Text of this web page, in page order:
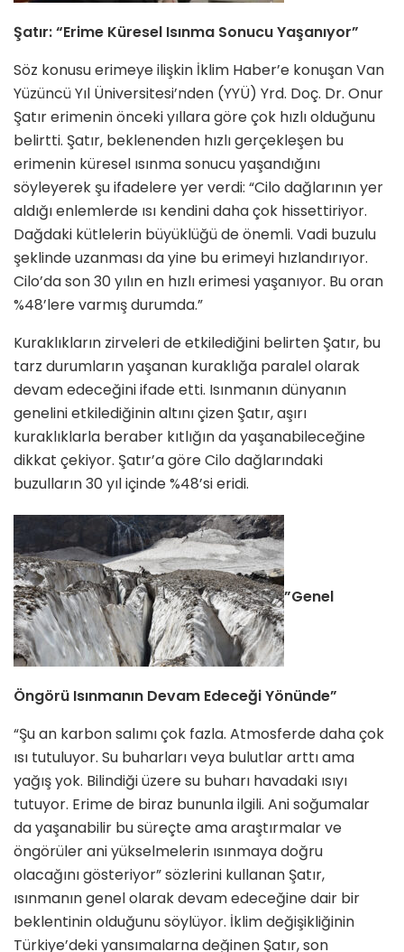
Şatır: “Erime Küresel Isınma Sonucu Yaşanıyor”
Söz konusu erimeye ilişkin İklim Haber’e konuşan Van
Yüzüncü Yıl Üniversitesi’nden (YYÜ) Yrd. Doç. Dr. Onur
Şatır erimenin önceki yıllara göre çok hızlı olduğunu
belirtti. Şatır, beklenenden hızlı gerçekleşen bu
erimenin küresel ısınma sonucu yaşandığını
söyleyerek şu ifadelere yer verdi: “Cilo dağlarının yer
aldığı enlemlerde ısı kendini daha çok hissettiriyor.
Dağdaki kütlelerin büyüklüğü de önemli. Vadi buzulu
şeklinde uzanması da yine bu erimeyi hızlandırıyor.
Cilo’da son 30 yılın en hızlı erimesi yaşanıyor. Bu oran
%48’lere varmış durumda.”
Kuraklıkların zirveleri de etkilediğini belirten Şatır, bu
tarz durumların yaşanan kuraklığa paralel olarak
devam edeceğini ifade etti. Isınmanın dünyanın
genelini etkilediğinin altını çizen Şatır, aşırı
kuraklıklarla beraber kıtlığın da yaşanabileceğine
dikkat çekiyor. Şatır’a göre Cilo dağlarındaki
buzulların 30 yıl içinde %48’si eridi.
”Genel
Öngörü Isınmanın Devam Edeceği Yönünde”
“Şu an karbon salımı çok fazla. Atmosferde daha çok
ısı tutuluyor. Su buharları veya bulutlar arttı ama
yağış yok. Bilindiği üzere su buharı havadaki ısıyı
tutuyor. Erime de biraz bununla ilgili. Ani soğumalar
da yaşanabilir bu süreçte ama araştırmalar ve
öngörüler ani yükselmelerin ısınmaya doğru
olacağını gösteriyor” sözlerini kullanan Şatır,
ısınmanın genel olarak devam edeceğine dair bir
beklentinin olduğunu söylüyor. İklim değişikliğinin
Türkiye’deki yansımalarna değinen Şatır, son